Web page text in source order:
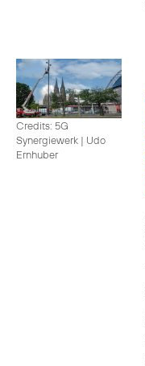
Credits: 5G
Synergiewerk | Udo
Ernhuber